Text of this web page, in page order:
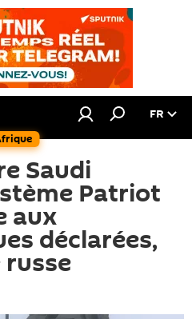
FR
Saudi
Patriot
aux
déclarées,
russe